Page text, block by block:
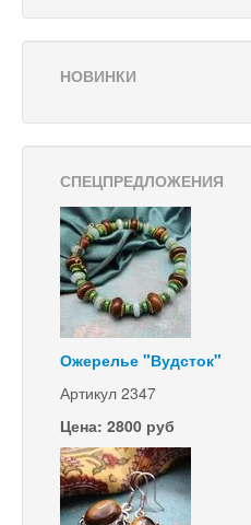
НОВИНКИ
СПЕЦПРЕДЛОЖЕНИЯ
Ожерелье "Вудсток"
Артикул 2347
Цена: 2800 руб